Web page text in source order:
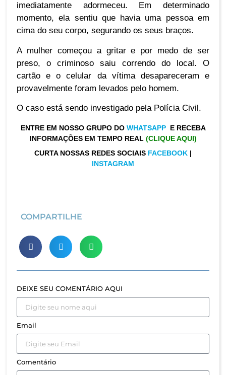
imediatamente adormeceu. Em determinado
momento, ela sentiu que havia uma pessoa em
cima do seu corpo, segurando os seus braços.
A mulher começou a gritar e por medo de ser
preso, o criminoso saiu correndo do local. O
cartão e o celular da vítima desapareceram e
provavelmente foram levados pelo homem.
O caso está sendo investigado pela Polícia Civil.
ENTRE EM NOSSO GRUPO DO WHATSAPP E RECEBA
INFORMAÇÕES EM TEMPO REAL (CLIQUE AQUI)
CURTA NOSSAS REDES SOCIAIS FACEBOOK |
INSTAGRAM
COMPARTILHE
DEIXE SEU COMENTÁRIO AQUI
Email
Comentário